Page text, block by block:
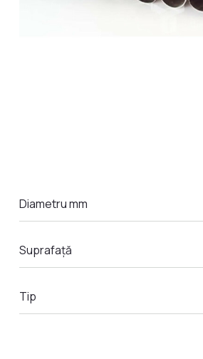
Diametru mm
Suprafață
Tip